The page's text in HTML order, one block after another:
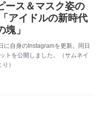
ース＆マスク姿の
アイドルの新時代
」
に自身のInstagramを更新。同日
トを公開しました。（サムネイ
）